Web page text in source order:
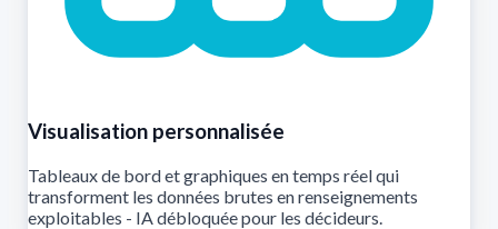
Visualisation personnalisée
Tableaux de bord et graphiques en temps réel qui
transforment les données brutes en renseignements
exploitables - IA débloquée pour les décideurs.